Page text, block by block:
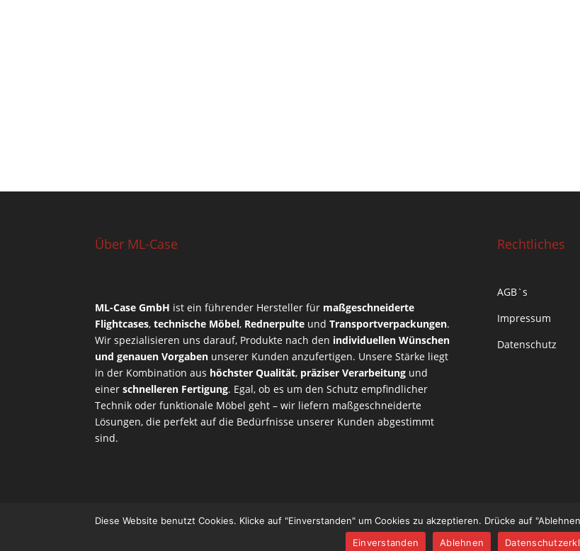
Über ML-Case
ML-Case GmbH ist ein führender Hersteller für maßgeschneiderte
Flightcases,technische Möbel, Rednerpulte undTransportverpackungen.
Wir spezialisieren uns darauf, Produkte nach den individuellen Wünschen
und genauen Vorgaben unserer Kunden anzufertigen. Unsere Stärke liegt
in der Kombination aus höchster Qualität, präziser Verarbeitung und
einerschnelleren Fertigung. Egal, ob es um den Schutz empfindlicher
Technik oder funktionale Möbel geht – wir liefern maßgeschneiderte
Lösungen, die perfekt auf die Bedürfnisse unserer Kunden abgestimmt
sind.
Rechtliches
AGB`s
Impressum
Datenschutz
Diese Website benutzt Cookies. Klicke auf "Einverstanden" um Cookies zu akzeptieren. Drücke auf
Einverstanden
Ablehnen